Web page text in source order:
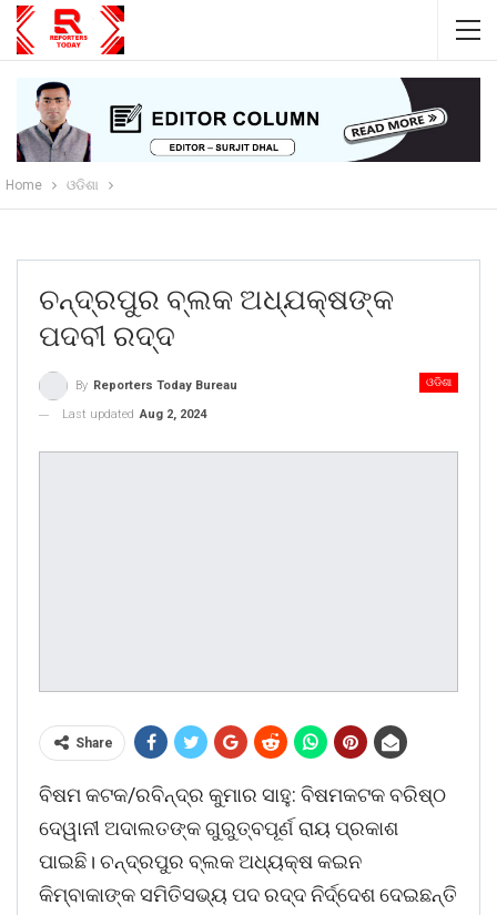
Home ଓଡିଶା
ଚନ୍ଦ୍ରପୁର ବ୍ଲକ ଅଧ୍ଯକ୍ଷଙ୍କ
ପଦବୀ ରଦ୍ଦ
ଓଡିଶା
By Reporters Today Bureau
Last updated Aug 2, 2024
Share
ବିଷମ କଟକ/ରବିନ୍ଦ୍ର କୁମାର ସାହୁ: ବିଷମକଟକ ବରିଷ୍ଠ
ଦେୱାନୀ ଅଦାଲତଙ୍କ ଗୁରୁତ୍ବପୂର୍ଣ ରାୟ ପ୍ରକାଶ
ପାଇଛି। ଚନ୍ଦ୍ରପୁର ବ୍ଲକ ଅଧ୍ୟକ୍ଷ କଇନ
କିମ୍ବାକାଙ୍କ ସମିତିସଭ୍ୟ ପଦ ରଦ୍ଦ ନିର୍ଦ୍ଦେଶ ଦେଇଛନ୍ତି